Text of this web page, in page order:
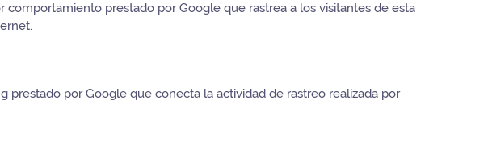
prestado por Google que rastrea a los visitantes de esta
por Google que conecta la actividad de rastreo realizada por